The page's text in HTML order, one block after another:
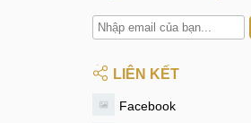
LIÊN KẾT
Facebook